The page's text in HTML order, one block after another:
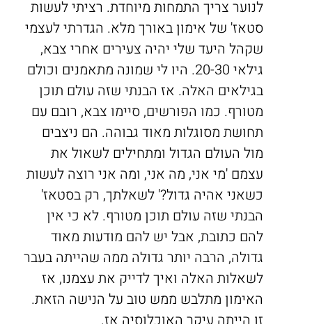
לנוער צריך התמחות מיוחדת. רציתי לעשות
סטאז' של אימון באורך מלא. הגדרתי לעצמי
שקהל היעד שלי יהיה צעירים אחרי צבא,
גילאי 20-30. היו לי שמונה מתאמנים וכולם
בגילאים האלה. אז הבנתי שזה עולם תוכן
מטורף. כמו הפורשים, סיימו צבא, רובם עם
תחושת מסוגלות מאוד גבוהה. הם ניצבים
מול העולם הגדול ומתחילים לשאול את
עצמם 'מי אני, מה אני, ומה אני רוצה לעשות
כשאני אהיה גדול?' לשאלתך, רק בסטאז'
הבנתי שזה עולם תוכן מטורף. לא כי אין
להם כתובת, אבל יש להם מודעות מאוד
גדולה, הרבה יותר גדולה ממה שהייתה בעבר
לשאלות האלה ואיך לדייק את עצמנו, אז
האימון מתלבש ממש טוב על הנישה הזאת.